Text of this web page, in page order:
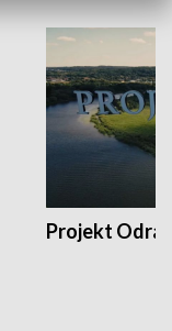
Projekt Odra